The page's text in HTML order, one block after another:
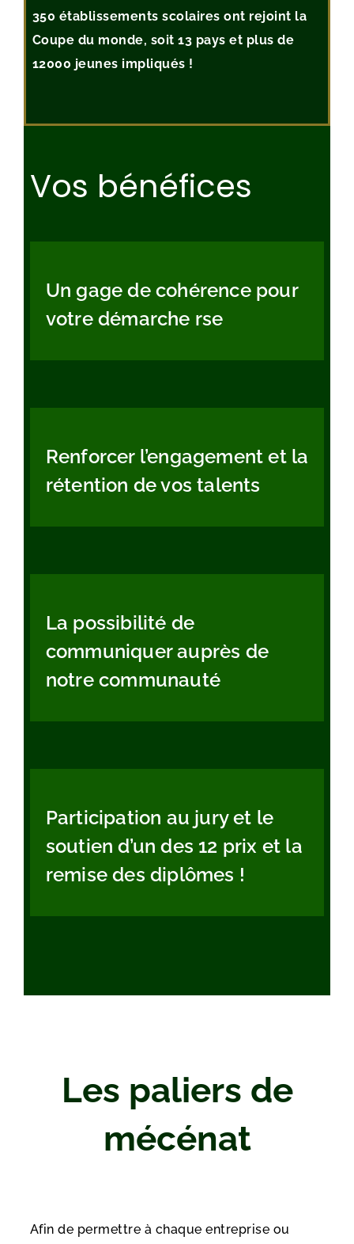
350 établissements scolaires ont rejoint la
Coupe du monde, soit 13 pays et plus de
12000 jeunes impliqués !
Vos bénéfices
Un gage de cohérence pour
votre démarche rse
Renforcer l’engagement et la
rétention de vos talents
La possibilité de
communiquer auprès de
notre communauté
Participation au jury et le
soutien d’un des 12 prix et la
remise des diplômes !
Les paliers de
mécénat
Afin de permettre à chaque entreprise ou